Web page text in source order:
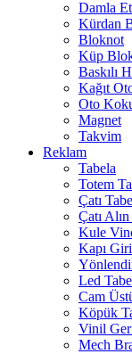
Damla
Kürdan
Bloknot
Küp
Baskılı
Kağıt
Oto
Magnet
Takvim
Reklam
Tabela
Totem
Çatı
Çatı Alın
Kule
Kapı
Led
Cam
Köpük
Vinil
Mech